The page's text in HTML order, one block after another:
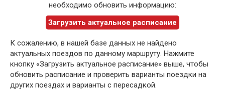
необходимо обновить информацию:
Загрузить актуальное расписание
К сожалению, в нашей базе данных не найдено
актуальных поездов по данному маршруту. Нажмите
кнопку «Загрузить актуальное расписание» выше, чтобы
обновить расписание и проверить варианты поездки на
других поездах и варианты с пересадкой.